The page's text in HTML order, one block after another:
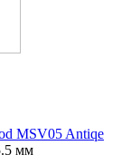
MSV05 Antiqe
мм